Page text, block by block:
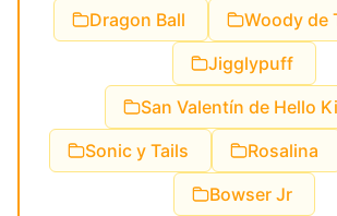
Dragon Ball
Woody de
Jigglypuff
San Valentín de Hello
Sonic y Tails
Rosalina
Bowser Jr